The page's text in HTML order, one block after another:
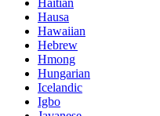
Haitian
Hausa
Hawaiian
Hebrew
Hmong
Hungarian
Icelandic
Igbo